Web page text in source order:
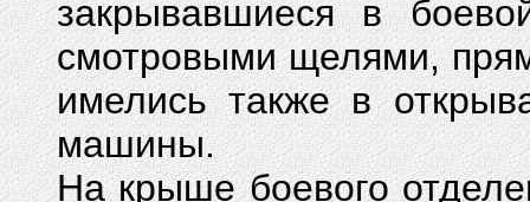
закрывавшиеся в
смотровыми щелями,
имелись также в
машины.
На крыше боевого